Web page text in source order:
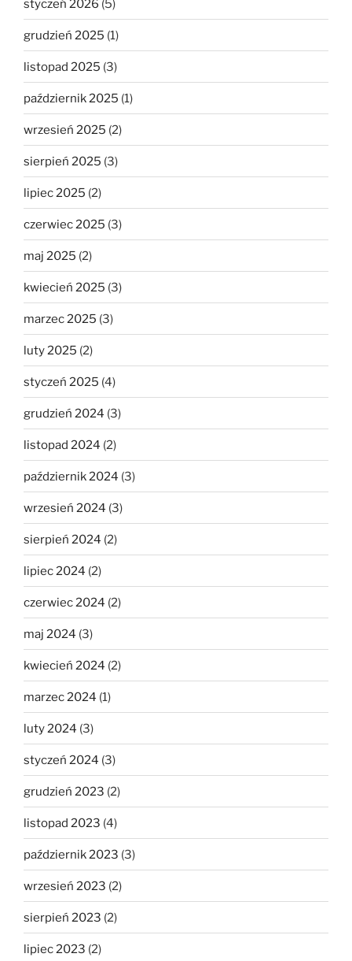
styczeń 2026 (5)
grudzień 2025 (1)
listopad 2025 (3)
październik 2025 (1)
wrzesień 2025 (2)
sierpień 2025 (3)
lipiec 2025 (2)
czerwiec 2025 (3)
maj 2025 (2)
kwiecień 2025 (3)
marzec 2025 (3)
luty 2025 (2)
styczeń 2025 (4)
grudzień 2024 (3)
listopad 2024 (2)
październik 2024 (3)
wrzesień 2024 (3)
sierpień 2024 (2)
lipiec 2024 (2)
czerwiec 2024 (2)
maj 2024 (3)
kwiecień 2024 (2)
marzec 2024 (1)
luty 2024 (3)
styczeń 2024 (3)
grudzień 2023 (2)
listopad 2023 (4)
październik 2023 (3)
wrzesień 2023 (2)
sierpień 2023 (2)
lipiec 2023 (2)